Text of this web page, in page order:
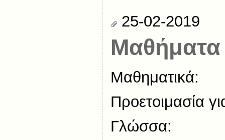
25-02-2019
Μαθήματα
Μαθηματικά:
Προετοιμασία
Γλώσσα: